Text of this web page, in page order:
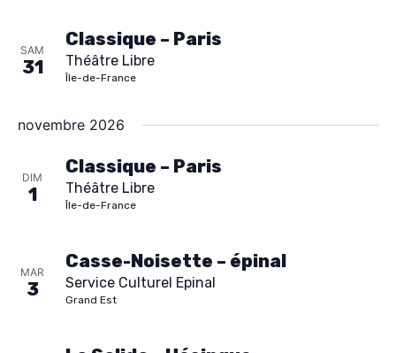
SAM
31
Classique – Paris
Théâtre Libre
Île-de-France
novembre 2026
DIM
1
Classique – Paris
Théâtre Libre
Île-de-France
MAR
3
Casse-Noisette – épinal
Service Culturel Epinal
Grand Est